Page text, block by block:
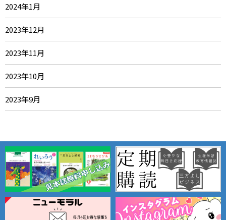
2024年1月
2023年12月
2023年11月
2023年10月
2023年9月